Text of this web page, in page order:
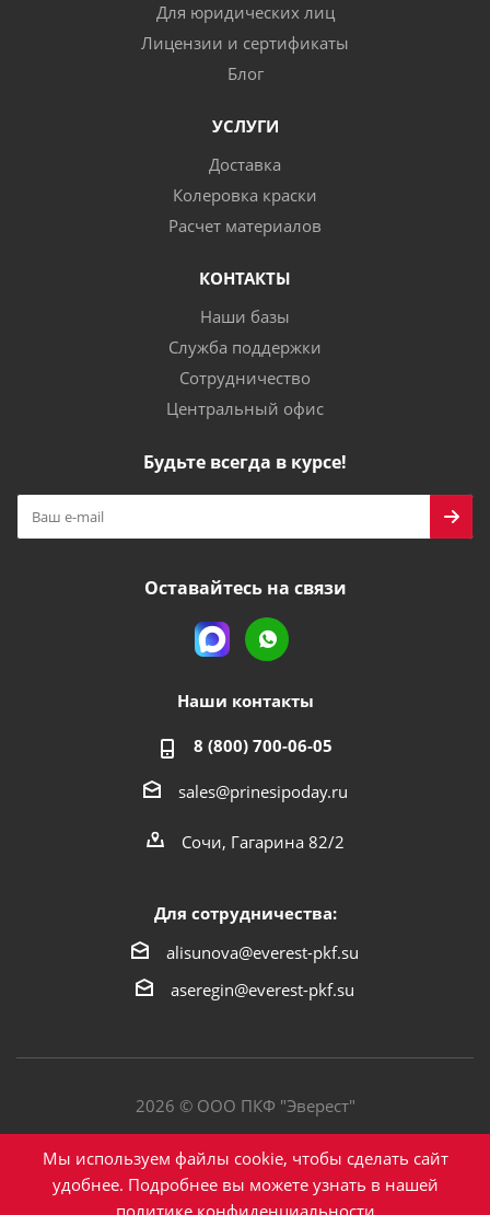
Для юридических лиц
Лицензии и сертификаты
Блог
УСЛУГИ
Доставка
Колеровка краски
Расчет материалов
КОНТАКТЫ
Наши базы
Служба поддержки
Сотрудничество
Центральный офис
Будьте всегда в курсе!
Оставайтесь на связи
Наши контакты
8 (800) 700-06-05
sales@prinesipoday.ru
Сочи, Гагарина 82/2
Для сотрудничества:
alisunova@everest-pkf.su
aseregin@everest-pkf.su
2026 © ООО ПКФ "Эверест"
Политика конфиденциальности
Мы используем файлы cookie, чтобы сделать сайт
удобнее. Подробнее вы можете узнать в нашей
политике конфиденциальности